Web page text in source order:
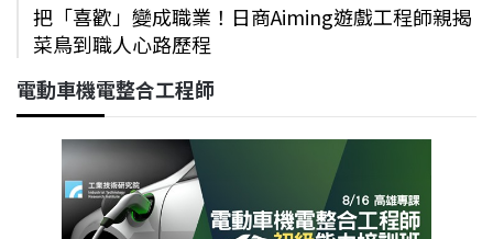
把「喜歡」變成職業！日商Aiming遊戲工程師親揭
菜鳥到職人心路歷程
電動車機電整合工程師